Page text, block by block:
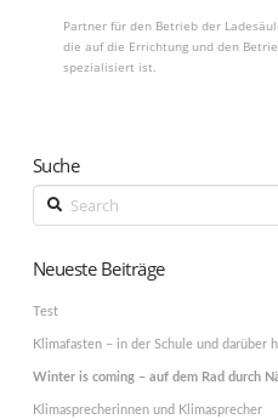
Partner für den Betrieb der
die auf die Errichtung und den
spezialisiert ist.
Suche
Search
Neueste Beiträge
Test
Klimafasten – in der Schule und darüber
Winter is coming – auf dem Rad durch
Klimasprecherinnen und Klimasprecher